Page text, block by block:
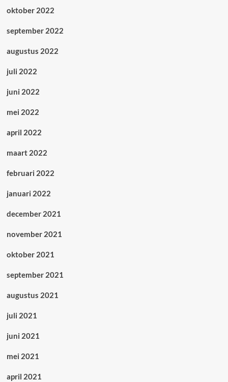
oktober 2022
september 2022
augustus 2022
juli 2022
juni 2022
mei 2022
april 2022
maart 2022
februari 2022
januari 2022
december 2021
november 2021
oktober 2021
september 2021
augustus 2021
juli 2021
juni 2021
mei 2021
april 2021